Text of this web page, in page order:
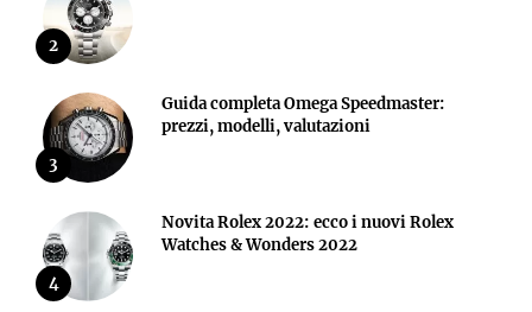
2
3
Guida completa Omega Speedmaster:
prezzi, modelli, valutazioni
4
Novita Rolex 2022: ecco i nuovi Rolex
Watches & Wonders 2022